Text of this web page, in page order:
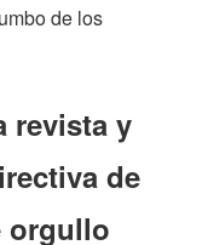
de los
revista y
de
orgullo